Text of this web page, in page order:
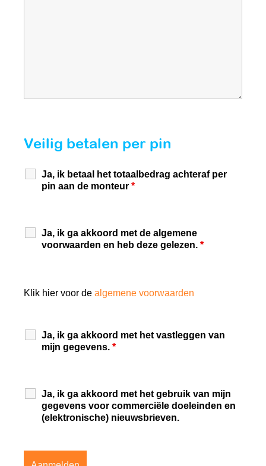
Veilig betalen per pin
Ja, ik betaal het totaalbedrag achteraf per
pin aan de monteur *
Ja, ik ga akkoord met de algemene
voorwaarden en heb deze gelezen. *
Klik hier voor de algemene voorwaarden
Ja, ik ga akkoord met het vastleggen van
mijn gegevens. *
Ja, ik ga akkoord met het gebruik van mijn
gegevens voor commerciële doeleinden en
(elektronische) nieuwsbrieven.